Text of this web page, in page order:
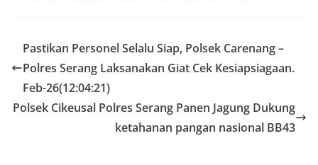
Pastikan Personel Selalu Siap, Polsek Carenang –
Polres Serang Laksanakan Giat Cek Kesiapsiagaan.
Feb-26(12:04:21)
Polsek Cikeusal Polres Serang Panen Jagung Dukung
ketahanan pangan nasional BB43